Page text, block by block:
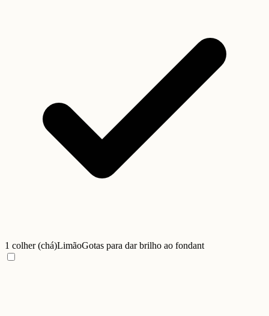
1 colher (chá)LimãoGotas para dar brilho ao fondant